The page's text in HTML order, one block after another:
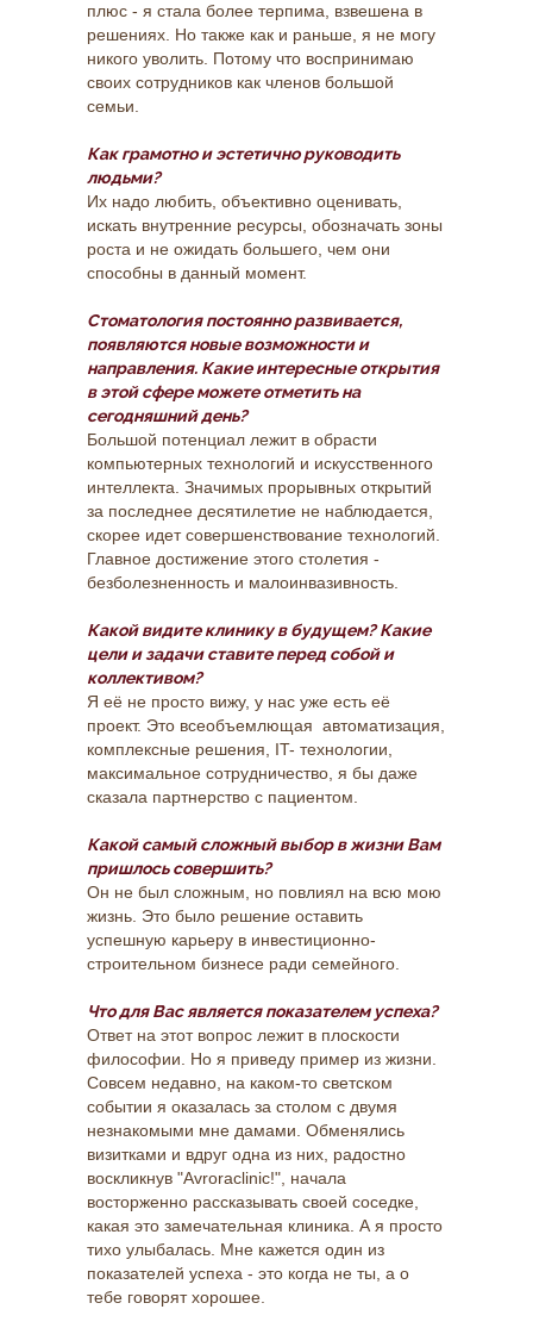
плюс - я стала более терпима, взвешена в
решениях. Но также как и раньше, я не могу
никого уволить. Потому что воспринимаю
своих сотрудников как членов большой
семьи.
Как грамотно и эстетично руководить
людьми?
Их надо любить, объективно оценивать,
искать внутренние ресурсы, обозначать зоны
роста и не ожидать большего, чем они
способны в данный момент.
Стоматология постоянно развивается,
появляются новые возможности и
направления. Какие интересные открытия
в этой сфере можете отметить на
сегодняшний день?
Большой потенциал лежит в обрасти
компьютерных технологий и искусственного
интеллекта. Значимых прорывных открытий
за последнее десятилетие не наблюдается,
скорее идет совершенствование технологий.
Главное достижение этого столетия -
безболезненность и малоинвазивность.
Какой видите клинику в будущем? Какие
цели и задачи ставите перед собой и
коллективом?
Я её не просто вижу, у нас уже есть её
проект. Это всеобъемлющая автоматизация,
комплексные решения, IT- технологии,
максимальное сотрудничество, я бы даже
сказала партнерство с пациентом.
Какой самый сложный выбор в жизни Вам
пришлось совершить?
Он не был сложным, но повлиял на всю мою
жизнь. Это было решение оставить
успешную карьеру в инвестиционно-
строительном бизнесе ради семейного.
Что для Вас является показателем успеха?
Ответ на этот вопрос лежит в плоскости
философии. Но я приведу пример из жизни.
Совсем недавно, на каком-то светском
событии я оказалась за столом с двумя
незнакомыми мне дамами. Обменялись
визитками и вдруг одна из них, радостно
воскликнув "Avroraclinic!", начала
восторженно рассказывать своей соседке,
какая это замечательная клиника. А я просто
тихо улыбалась. Мне кажется один из
показателей успеха - это когда не ты, а о
тебе говорят хорошее.
"ЛЕЧЕНИЕ ДОЛЖНО БЫТЬ КОМФОРТНЫМ"
,"НУЖДЫ ПАЦИЕНТЫ ПРЕЖДЕ ВСЕГО" И
"БЕЗОПАСНОСТЬ ВАЖНЕЕ ПРИБЫЛИ"
ОПИСАННЫЕ В ЛИТЕРАТУРЕ. И ПРОДОЛЖАЕМ
ИДТИ ПО ПУТИ СЛОЖНОГО РАЗВИТИЯ. С
САМОГО НАЧАЛА БЫЛИ ОЗВУЧЕНЫ БАЗОВЫЕ,
НЕРУШИМЫЕ ПРИНЦИПЫ:
Лиана Давидян
СТАТЬИ ЛИАНЫ
ДАВИДЯН